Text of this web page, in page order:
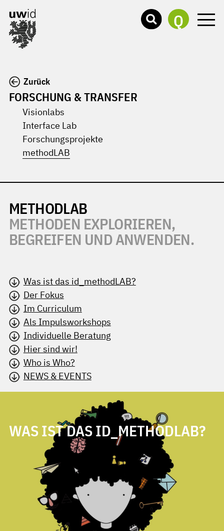
Q
Zurück
FORSCHUNG & TRANSFER
Visionlabs
Interface Lab
Forschungsprojekte
methodLAB
METHODLAB
METHODEN EXPLORIEREN,
BEGREIFEN UND ANWENDEN.
Was ist das id_methodLAB?
Der Fokus
Im Curriculum
Als Impulsworkshops
Individuelle Beratung
Hier sind wir!
Who is Who?
NEWS & EVENTS
WAS IST DAS ID_METHODLAB?